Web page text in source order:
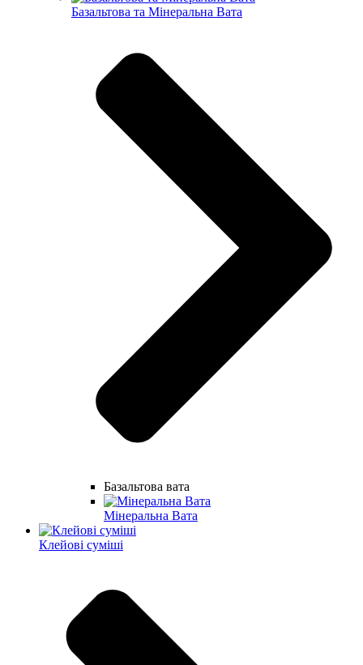
Базальтова та Мінеральна Вата
Базальтова вата
Мінеральна Вата
Клейові суміші